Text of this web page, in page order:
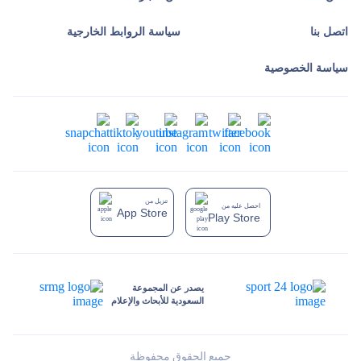
يصدر عن المجموعة
السعودية للأبحاث والإعلام
جميع الحقوق محفوظة
اتصل بنا سياسة الروابط الخارجية
سياسة الخصوصية
تنزيل من
App Store
احصل عليه من
Play Store